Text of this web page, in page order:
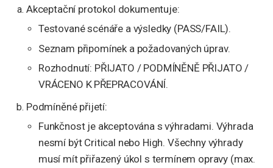
Akceptační protokol dokumentuje:
Testované scénáře a výsledky (PASS/FAIL).
Seznam připomínek a požadovaných úprav.
Rozhodnutí: PŘIJATO / PODMÍNĚNĚ PŘIJATO /
VRÁCENO K PŘEPRACOVÁNÍ.
Podmíněné přijetí:
Funkčnost je akceptována s výhradami. Výhrada
nesmí být Critical nebo High. Všechny výhrady
musí mít přiřazený úkol s termínem opravy (max.